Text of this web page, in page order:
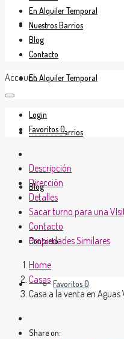
En Venta
En Alquiler Temporal
Nuestros Barrios
Blog
Contacto
Favoritos0
En Alquiler Temporal
Nuestros Barrios
Blog
Contacto
Account
Login
Favoritos0
Descripción
Dirección
Detalles
Sacar turno para una
Contacto
Propiedades Similares
Home
Casas
Casa a la venta en
Share on: